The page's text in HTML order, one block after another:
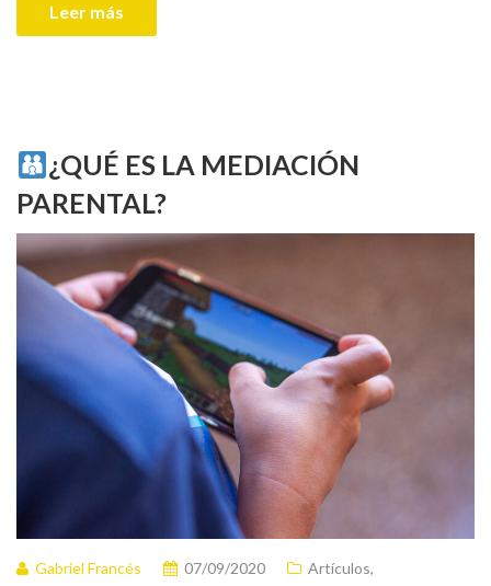
Leer más
¿QUÉ ES LA MEDIACIÓN
PARENTAL?
Gabriel Francés 07/09/2020 Artículos,